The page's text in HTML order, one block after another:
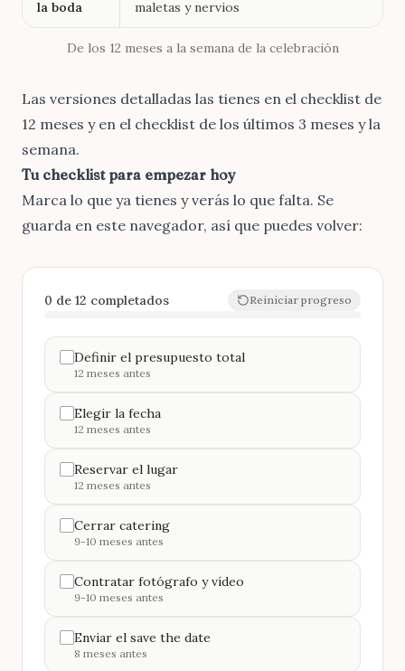
la boda
maletas y nervios
De los 12 meses a la semana de la celebración
Las versiones detalladas las tienes en el checklist de
12 meses y en el checklist de los últimos 3 meses y la
semana.
Tu checklist para empezar hoy
Marca lo que ya tienes y verás lo que falta. Se
guarda en este navegador, así que puedes volver:
0 de 12 completados Reiniciar progreso
Definir el presupuesto total
12 meses antes
Elegir la fecha
12 meses antes
Reservar el lugar
12 meses antes
Cerrar catering
9-10 meses antes
Contratar fotógrafo y vídeo
9-10 meses antes
Enviar el save the date
8 meses antes